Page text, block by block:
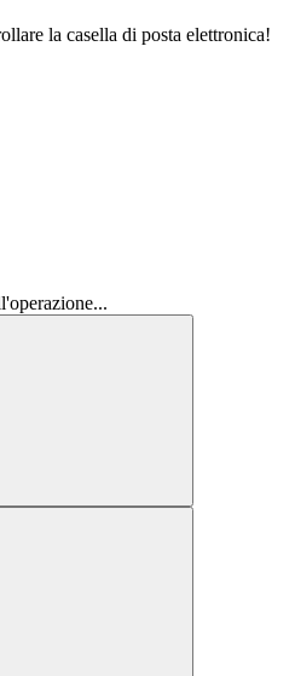
la casella di posta elettronica!